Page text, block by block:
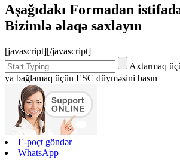
Aşağıdakı Formadan
Bizimlə əlaqə saxlayın
[javascript][/javascript]
Axtarmaq
ya bağlamaq üçün ESC düyməsini basın
E-poçt göndər
WhatsApp